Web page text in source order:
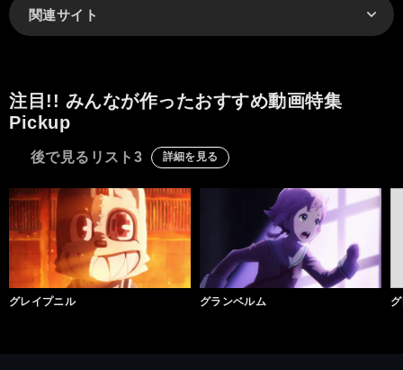
関連サイト
注目!! みんなが作ったおすすめ動画特集
Pickup
後で見るリスト3 詳細を見る
グレイプニル グランベルム